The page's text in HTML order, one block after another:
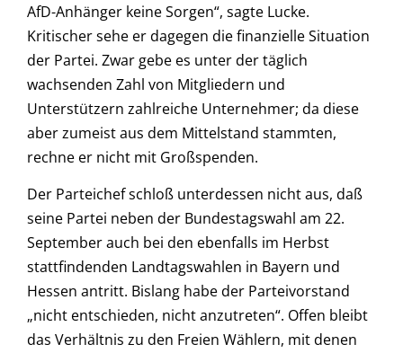
AfD-Anhänger keine Sorgen“, sagte Lucke.
Kritischer sehe er dagegen die finanzielle Situation
der Partei. Zwar gebe es unter der täglich
wachsenden Zahl von Mitgliedern und
Unterstützern zahlreiche Unternehmer; da diese
aber zumeist aus dem Mittelstand stammten,
rechne er nicht mit Großspenden.
Der Parteichef schloß unterdessen nicht aus, daß
seine Partei neben der Bundestagswahl am 22.
September auch bei den ebenfalls im Herbst
stattfindenden Landtagswahlen in Bayern und
Hessen antritt. Bislang habe der Parteivorstand
„nicht entschieden, nicht anzutreten“. Offen bleibt
das Verhältnis zu den Freien Wählern, mit denen